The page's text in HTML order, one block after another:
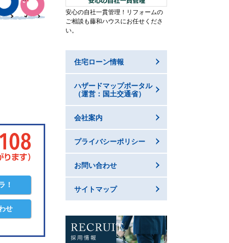
！
せ
安心の自社一貫管理！リフォームの
ご相談も藤和ハウスにお任せくださ
い。
住宅ローン情報
ハザードマップポータル
（運営：国土交通省）
会社案内
プライバシーポリシー
お問い合わせ
サイトマップ